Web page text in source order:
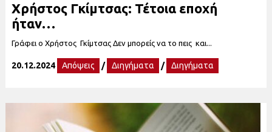
Χρήστος Γκίμτσας: Τέτοια εποχή
ήταν…
Γράφει ο Χρήστος Γκίμτσας Δεν μπορείς να το πεις και...
20.12.2024 Απόψεις / Διηγήματα / Διηγήματα